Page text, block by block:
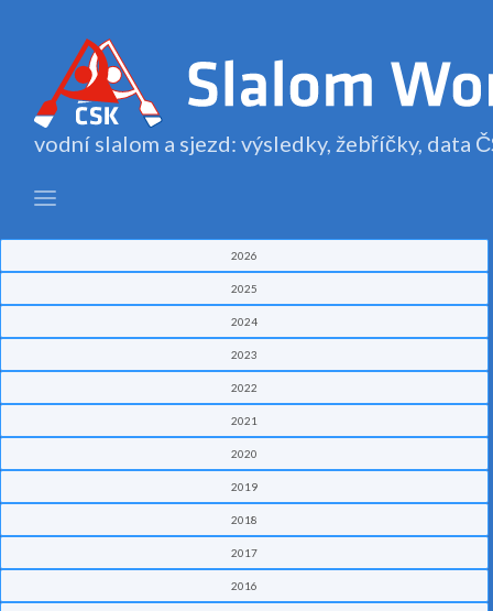
vodní slalom a sjezd: výsledky, žebříčky, data
2026
2025
2024
2023
2022
2021
2020
2019
2018
2017
2016